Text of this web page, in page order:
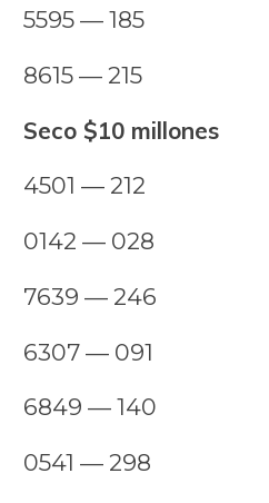
5595 — 185
8615 — 215
Seco $10 millones
4501 — 212
0142 — 028
7639 — 246
6307 — 091
6849 — 140
0541 — 298